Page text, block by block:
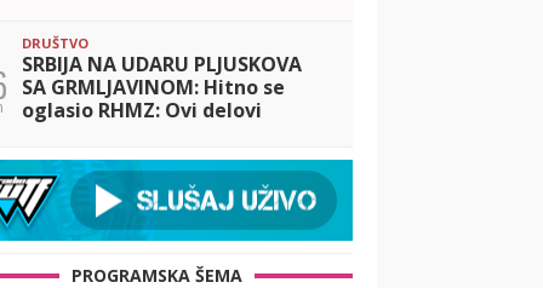
DRUŠTVO
SRBIJA NA UDARU PLJUSKOVA
SA GRMLJAVINOM: Hitno se
oglasio RHMZ: Ovi delovi
PROGRAMSKA ŠEMA